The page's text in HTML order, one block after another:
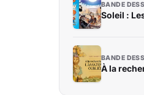
BANDE
Soleil :
BANDE
À la